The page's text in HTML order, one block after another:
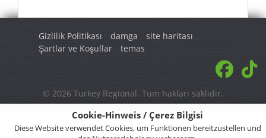
Cookie-Hinweis / Çerez Bilgisi
Diese Website verwendet Cookies, um Funktionen bereitzustellen und
Gizlilik Politikası damga
site haritası
Şartlar ve Koşullar
temas
© 2026 Turkey Regional. Tüm hakları saklıdır.